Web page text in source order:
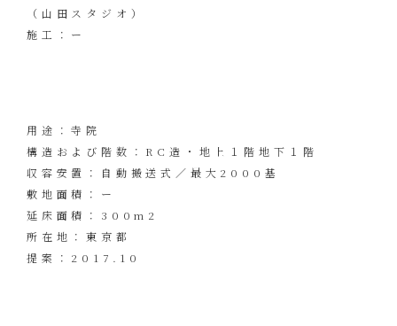
（山田スタジオ）
施工：ー
用途：寺院
構造および階数：RC造・地上１階地下１階
収容安置：自動搬送式／最大2000基
敷地面積：ー
延床面積：300m2
所在地：東京都
提案：2017.10